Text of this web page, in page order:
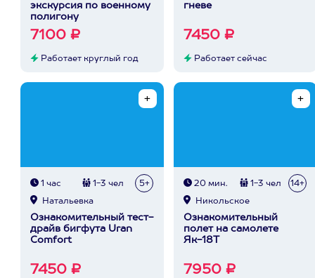
экскурсия по военному
полигону
7100 ₽
Работает круглый год
гневе
7450 ₽
Работает сейчас
1 час 1-3 чел 5+
Натальевка
Ознакомительный тест-
драйв бигфута Uran
Comfort
7450 ₽
20 мин. 1-3 чел 14+
Никольское
Ознакомительный
полет на самолете
Як-18Т
7950 ₽